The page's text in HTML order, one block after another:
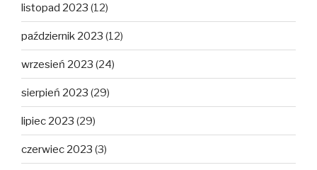
listopad 2023 (12)
październik 2023 (12)
wrzesień 2023 (24)
sierpień 2023 (29)
lipiec 2023 (29)
czerwiec 2023 (3)